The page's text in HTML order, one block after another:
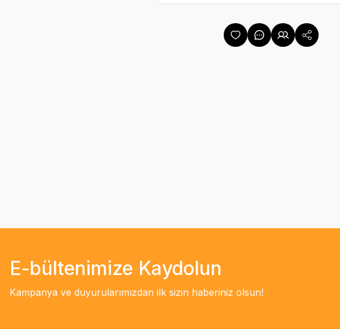
E-bültenimize Kaydolun
Kampanya ve duyurularımızdan ilk sizin haberiniz olsun!